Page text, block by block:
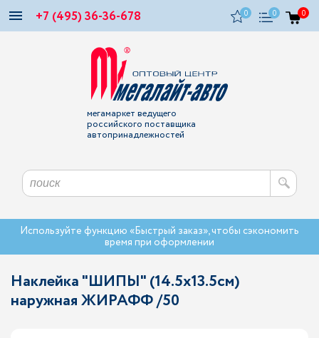
+7 (495) 36-36-678 0 0 0
мегамаркет ведущего
российского поставщика
автопринадлежностей
Используйте функцию «Быстрый заказ», чтобы сэкономить
время при оформлении
Наклейка "ШИПЫ" (14.5х13.5см)
наружная ЖИРАФФ /50